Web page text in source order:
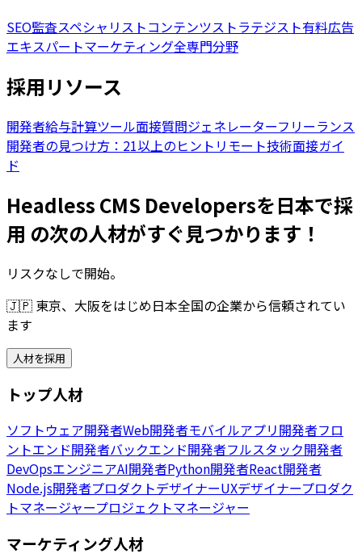
SEO監査スペシャリストコンテンツストラテジスト有料広告
エキスパートマーケティング全専門分野
採用リソース
開発者給与計算ツール面接質問ジェネレーターフリーランス
開発者の見つけ方：21以上のヒント リモート技術面接ガイ
ド
Headless CMS Developersを日本で採
用 の次の人材がすぐ見つかります！
リスクなしで開始。
🇯🇵 東京、大阪をはじめ日本全国の企業から信頼されてい
ます
人材を採用
トップ人材
ソフトウェア開発者Web開発者モバイルアプリ開発者フロ
ントエンド開発者バックエンド開発者フルスタック開発者
DevOpsエンジニアAI開発者Python開発者React開発者
Node.js開発者プロダクトデザイナーUXデザイナープロダク
トマネージャープロジェクトマネージャー
マーケティング人材